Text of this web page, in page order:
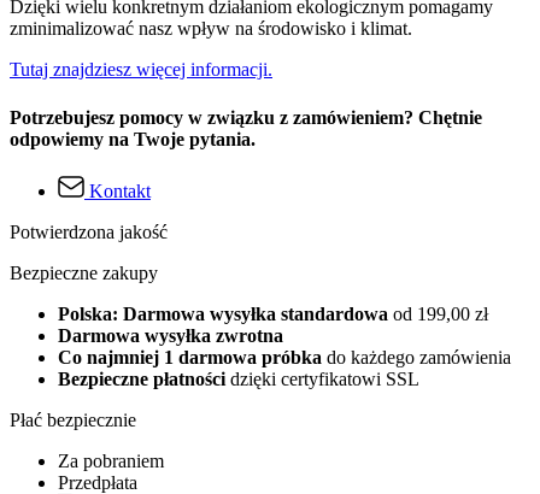
Dzięki wielu konkretnym działaniom ekologicznym pomagamy
zminimalizować nasz wpływ na środowisko i klimat.
Tutaj znajdziesz więcej informacji.
Potrzebujesz pomocy w związku z zamówieniem? Chętnie
odpowiemy na Twoje pytania.
Kontakt
Potwierdzona jakość
Bezpieczne zakupy
Polska: Darmowa wysyłka standardowa od 199,00 zł
Darmowa wysyłka zwrotna
Co najmniej 1 darmowa próbka do każdego zamówienia
Bezpieczne płatności dzięki certyfikatowi SSL
Płać bezpiecznie
Za pobraniem
Przedpłata